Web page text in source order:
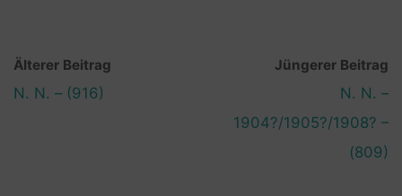
Älterer Beitrag
N. N. – (916)
Jüngerer Beitrag
N. N. –
1904?/1905?/1908? –
(809)